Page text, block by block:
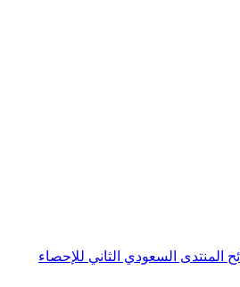
المنتدى السعودي الثاني للإحصاء